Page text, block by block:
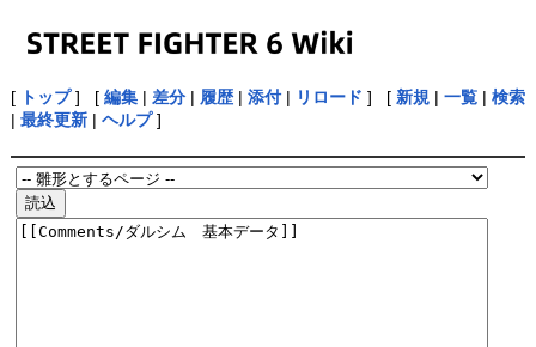
[ トップ] [ 編集| 差分| 履歴| 添付| リロード ] [ 新規| 一覧| 検索
| 最終更新| ヘルプ]